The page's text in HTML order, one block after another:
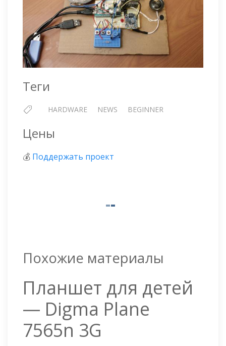
Теги
HARDWARE NEWS BEGINNER
Цены
💰 Поддержать проект
Похожие материалы
Планшет для детей
— Digma Plane
7565n 3G